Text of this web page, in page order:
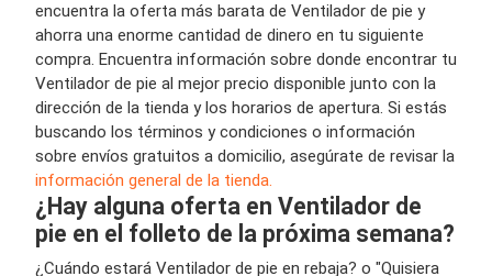
encuentra la oferta más barata de Ventilador de pie y
ahorra una enorme cantidad de dinero en tu siguiente
compra. Encuentra información sobre donde encontrar tu
Ventilador de pie al mejor precio disponible junto con la
dirección de la tienda y los horarios de apertura. Si estás
buscando los términos y condiciones o información
sobre envíos gratuitos a domicilio, asegúrate de revisar la
información general de la tienda.
¿Hay alguna oferta en Ventilador de
pie en el folleto de la próxima semana?
¿Cuándo estará Ventilador de pie en rebaja? o "Quisiera